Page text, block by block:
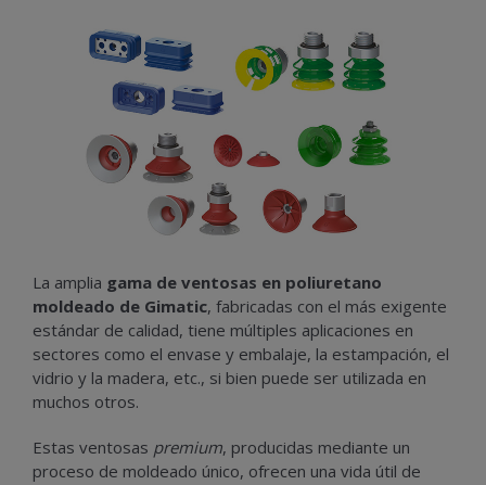
La amplia gama de ventosas en poliuretano
moldeado de Gimatic, fabricadas con el más exigente
estándar de calidad, tiene múltiples aplicaciones en
sectores como el envase y embalaje, la estampación, el
vidrio y la madera, etc., si bien puede ser utilizada en
muchos otros.
Estas ventosas premium, producidas mediante un
proceso de moldeado único, ofrecen una vida útil de